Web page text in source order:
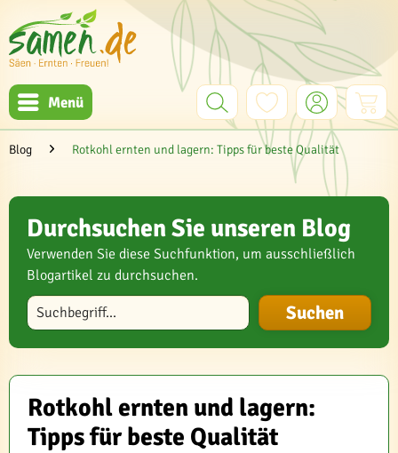
Menü
Blog Rotkohl ernten und lagern: Tipps für beste Qualität
Durchsuchen Sie unseren Blog
Verwenden Sie diese Suchfunktion, um ausschließlich
Blogartikel zu durchsuchen.
Blog durchsuchen
Rotkohl ernten und lagern:
Tipps für beste Qualität